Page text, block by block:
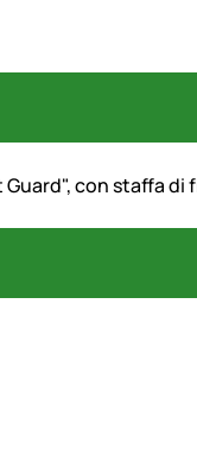
con staffa di